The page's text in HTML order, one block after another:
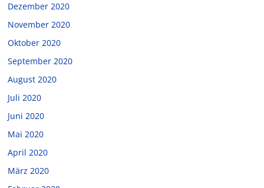
Dezember 2020
November 2020
Oktober 2020
September 2020
August 2020
Juli 2020
Juni 2020
Mai 2020
April 2020
März 2020